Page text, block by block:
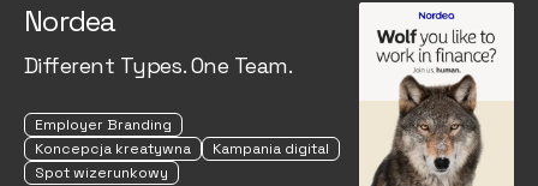
Nordea
Different Types. One Team.
Employer Branding
Koncepcja kreatywna
Kampania digital
Spot wizerunkowy